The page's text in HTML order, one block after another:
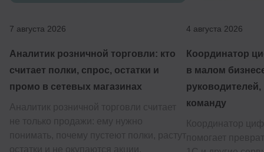
7 августа 2026
Аналитик розничной торговли: кто
считает полки, спрос, остатки и
промо в сетевых магазинах
4 августа 2026
Координатор
в малом
команду